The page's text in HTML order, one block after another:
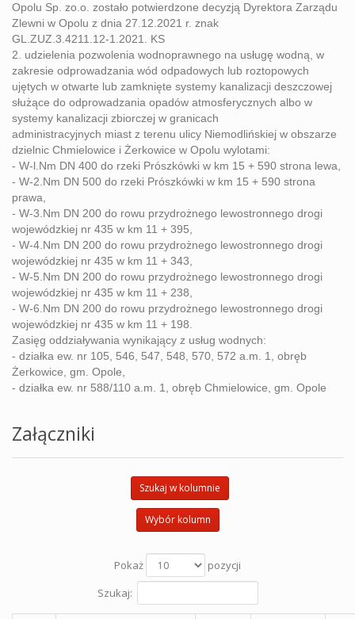
Opolu Sp. zo.o. zostało potwierdzone decyzją Dyrektora Zarządu
Zlewni w Opolu z dnia 27.12.2021 r. znak
GL.ZUZ.3.4211. 12-1.2021.
KS
2.
udzielenia pozwolenia wodnoprawnego na usługę wodną, w
zakresie odprowadzania wód odpadowych lub roztopowych
ujętych w otwarte lub zamknięte systemy kanalizacji deszczowej
służące do odprowadzania opadów atmosferycznych albo w
systemy kanalizacji zbiorczej w granicach
administracyjnych miast z terenu ulicy Niemodlińskiej w obszarze
dzielnic Chmielowice i Żerkowice w Opolu wylotami:
- W-l.Nm DN 400 do rzeki Prószkówki w km 15 + 590 strona lewa,
- W-2.Nm DN 500 do rzeki Prószkówki w km 15 + 590 strona
prawa,
- W-3.Nm DN 200 do rowu przydrożnego lewostronnego drogi
wojewódzkiej nr 435 w km 11 + 395,
- W-4.Nm DN 200 do rowu przydrożnego lewostronnego drogi
wojewódzkiej nr 435 w km 11 + 343,
- W-5.Nm DN 200 do rowu przydrożnego lewostronnego drogi
wojewódzkiej nr 435 w km 11 + 238,
- W-6.Nm DN 200 do rowu przydrożnego lewostronnego drogi
wojewódzkiej nr 435 w km 11 + 198.
Zasięg oddziaływania wynikający z usług wodnych:
- działka ew. nr 105, 546, 547, 548, 570, 572 a.m. 1,
obręb
Żerkowice, gm. Opole,
- działka ew. nr 588/110 a.m. 1, obręb Chmielowice, gm. Opole
Załączniki
Szukaj w kolumnie
Wybór kolumn
Pokaż
pozycji
Szukaj: